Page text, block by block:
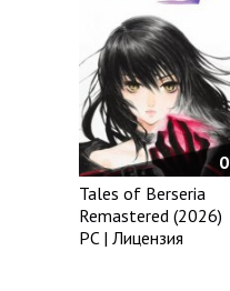
0
Tales of Berseria
Remastered (2026)
PC | Лицензия